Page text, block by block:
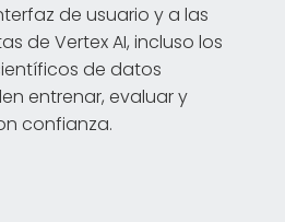
de usuario y a las
de Vertex AI, incluso los
de datos
entrenar, evaluar y
confianza.